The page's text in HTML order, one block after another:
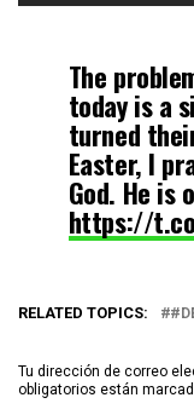
The
today is a
turned
Easter, I
God. He is
https://
RELATED TOPICS:
Tu dirección de correo
obligatorios están